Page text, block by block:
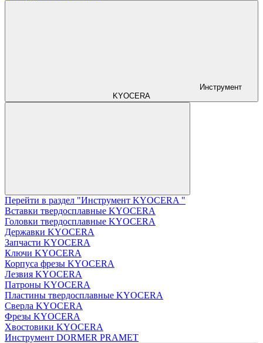
Инструмент
KYOCERA
Перейти в раздел "Инструмент KYOCERA "
Вставки твердосплавные KYOCERA
Головки твердосплавные KYOCERA
Державки KYOCERA
Запчасти KYOCERA
Ключи KYOCERA
Корпуса фрезы KYOCERA
Лезвия KYOCERA
Патроны KYOCERA
Пластины твердосплавные KYOCERA
Сверла KYOCERA
Фрезы KYOCERA
Хвостовики KYOCERA
Инструмент DORMER PRAMET